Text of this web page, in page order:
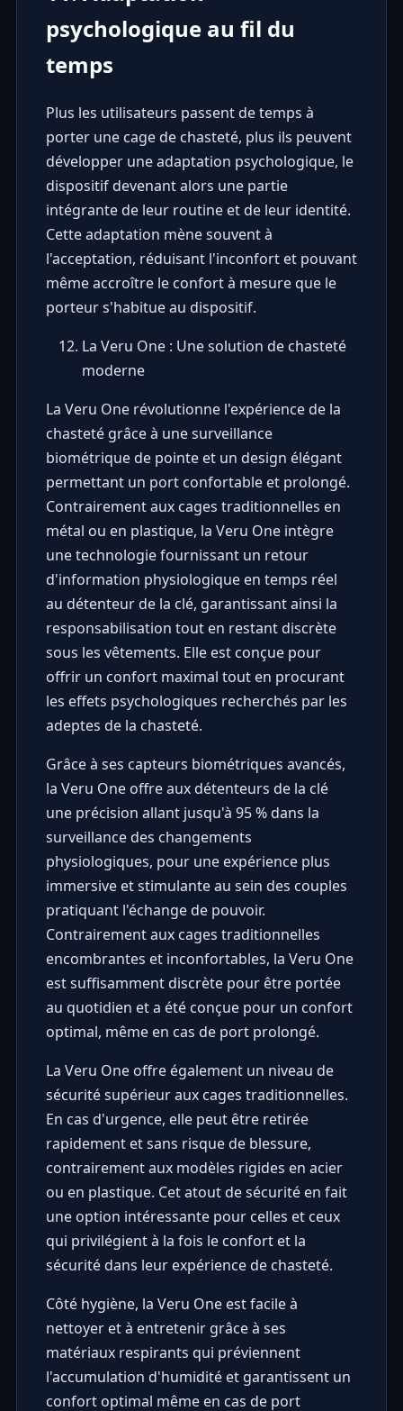
psychologique au fil du
temps
Plus les utilisateurs passent de temps à
porter une cage de chasteté, plus ils peuvent
développer une adaptation psychologique, le
dispositif devenant alors une partie
intégrante de leur routine et de leur identité.
Cette adaptation mène souvent à
l'acceptation, réduisant l'inconfort et pouvant
même accroître le confort à mesure que le
porteur s'habitue au dispositif.
La Veru One : Une solution de chasteté
moderne
La Veru One révolutionne l'expérience de la
chasteté grâce à une surveillance
biométrique de pointe et un design élégant
permettant un port confortable et prolongé.
Contrairement aux cages traditionnelles en
métal ou en plastique, la Veru One intègre
une technologie fournissant un retour
d'information physiologique en temps réel
au détenteur de la clé, garantissant ainsi la
responsabilisation tout en restant discrète
sous les vêtements. Elle est conçue pour
offrir un confort maximal tout en procurant
les effets psychologiques recherchés par les
adeptes de la chasteté.
Grâce à ses capteurs biométriques avancés,
la Veru One offre aux détenteurs de la clé
une précision allant jusqu'à 95 % dans la
surveillance des changements
physiologiques, pour une expérience plus
immersive et stimulante au sein des couples
pratiquant l'échange de pouvoir.
Contrairement aux cages traditionnelles
encombrantes et inconfortables, la Veru One
est suffisamment discrète pour être portée
au quotidien et a été conçue pour un confort
optimal, même en cas de port prolongé.
La Veru One offre également un niveau de
sécurité supérieur aux cages traditionnelles.
En cas d'urgence, elle peut être retirée
rapidement et sans risque de blessure,
contrairement aux modèles rigides en acier
ou en plastique. Cet atout de sécurité en fait
une option intéressante pour celles et ceux
qui privilégient à la fois le confort et la
sécurité dans leur expérience de chasteté.
Côté hygiène, la Veru One est facile à
nettoyer et à entretenir grâce à ses
matériaux respirants qui préviennent
l'accumulation d'humidité et garantissent un
confort optimal même en cas de port